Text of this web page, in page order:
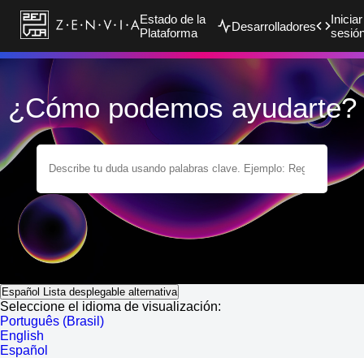
Estado de la
Plataforma
Desarrolladores
Iniciar
¿Cómo podemos ayudarte?
Español Lista desplegable alternativa
Seleccione el idioma de visualización:
Português (Brasil)
English
Español